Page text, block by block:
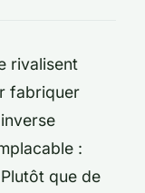
rivalisent
fabriquer
:
que de